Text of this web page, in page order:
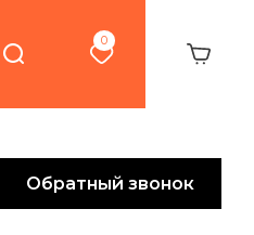
0
Обратный звонок